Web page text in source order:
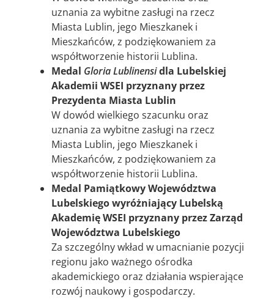
uznania za wybitne zasługi na rzecz
Miasta Lublin, jego Mieszkanek i
Mieszkańców, z podziękowaniem za
współtworzenie historii Lublina.
Medal Gloria Lublinensidla Lubelskiej
Akademii WSEI przyznany przez
Prezydenta Miasta Lublin
W dowód wielkiego szacunku oraz
uznania za wybitne zasługi na rzecz
Miasta Lublin, jego Mieszkanek i
Mieszkańców, z podziękowaniem za
współtworzenie historii Lublina.
Medal Pamiątkowy Województwa
Lubelskiego wyróżniający Lubelską
Akademię WSEI przyznany przez Zarząd
Województwa Lubelskiego
Za szczególny wkład w umacnianie pozycji
regionu jako ważnego ośrodka
akademickiego oraz działania wspierające
rozwój naukowy i gospodarczy.